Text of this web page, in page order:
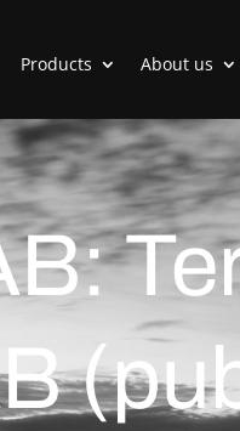
Products About us